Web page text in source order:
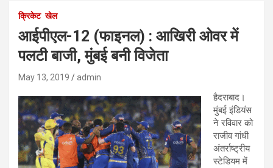
क्रिकेट खेल
आईपीएल-12 (फाइनल) : आखिरी ओवर में
पलटी बाजी, मुंबई बनी विजेता
May 13, 2019 admin
हैदराबाद।
मुंबई इंडियंस
ने रविवार को
राजीव गांधी
अंतर्राष्ट्रीय
स्टेडियम में